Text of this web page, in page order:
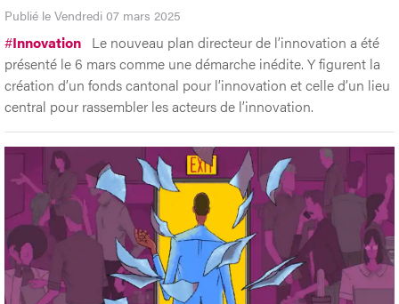
Publié le Vendredi 07 mars 2025
#Innovation Le nouveau plan directeur de l’innovation a été
présenté le 6 mars comme une démarche inédite. Y figurent la
création d’un fonds cantonal pour l’innovation et celle d’un lieu
central pour rassembler les acteurs de l’innovation.